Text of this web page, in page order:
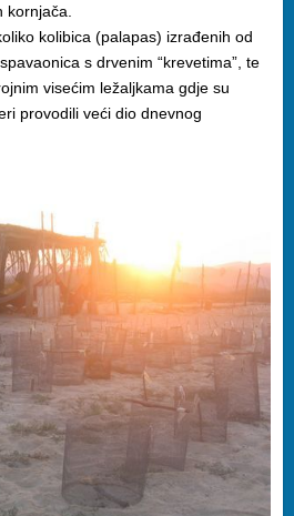
kolibica (palapas) izrađenih od
s drvenim “krevetima”, te
visećim ležaljkama gdje su
provodili veći dio dnevnog